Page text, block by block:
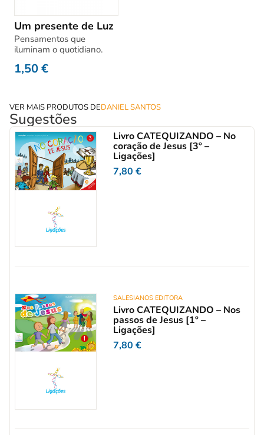
Um presente de Luz
Pensamentos que
iluminam o quotidiano.
1,50€
VER MAIS PRODUTOS DEDANIEL SANTOS
Sugestões
Livro CATEQUIZANDO – No
coração de Jesus [3º –
Ligações]
7,80€
SALESIANOS EDITORA
Livro CATEQUIZANDO – Nos
passos de Jesus [1º –
Ligações]
7,80€